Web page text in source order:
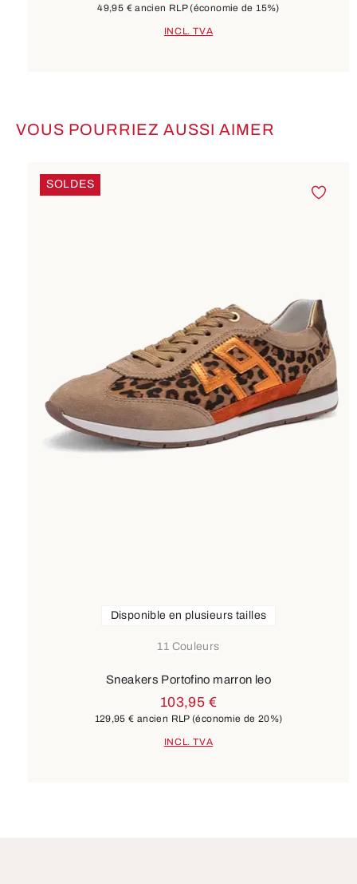
49,95 €ancien RLP(économie de 15%)
INCL. TVA
Ignorer la galerie de produits
VOUS POURRIEZ AUSSI AIMER
SOLDES
11 Couleurs
Disponible en plusieurs tailles
Sneakers Portofino marron leo
103,95 €
129,95 € ancien RLP(économie de 20%)
INCL. TVA